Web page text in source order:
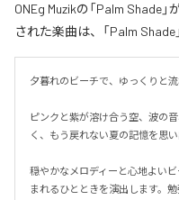
ONEg Muzikの「Palm Shade
された楽曲は、「Palm Shade
夕暮れのビーチで、ゆっくりと
ピンクと紫が溶け合う空、波の
く、もう戻れない夏の記憶を思
穏やかなメロディーと心地よい
まれるひとときを演出します。